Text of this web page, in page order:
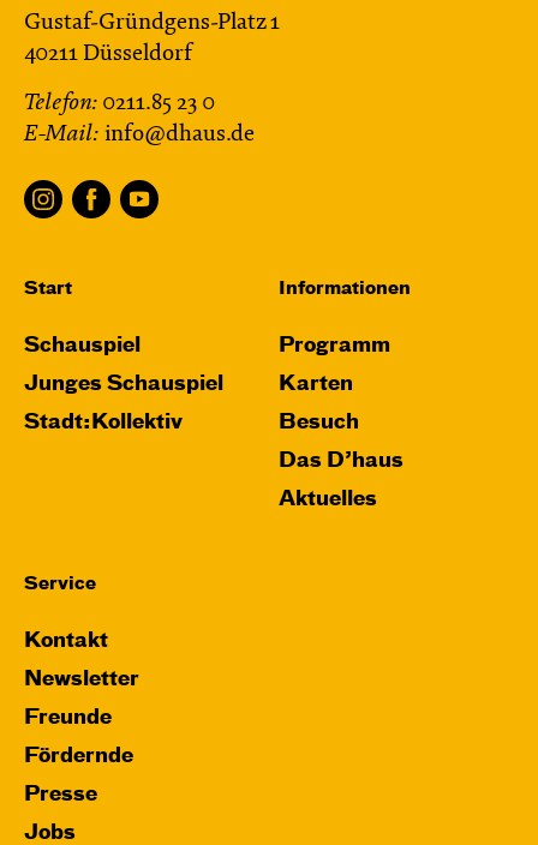
Touchtour für sehbehinderte und blinde
Menschen
Karten
09:00
Wolf
Mit künstlerischer Audiodeskription
Karten
Sa, 12.12. / 18:00 – 20:00
17:00
JUNGES SCHAUSPIEL
Gustaf-Gründgens-Platz 1
40211 Düsseldorf
Telefon: 0211.85 23 0
E-Mail: info@dhaus.de
Start
Schauspiel
Junges Schauspiel
Stadt:Kollektiv
Informationen
Programm
Karten
Besuch
Das D’haus
Aktuelles
Service
Kontakt
Newsletter
Freunde
Fördernde
Presse
Jobs